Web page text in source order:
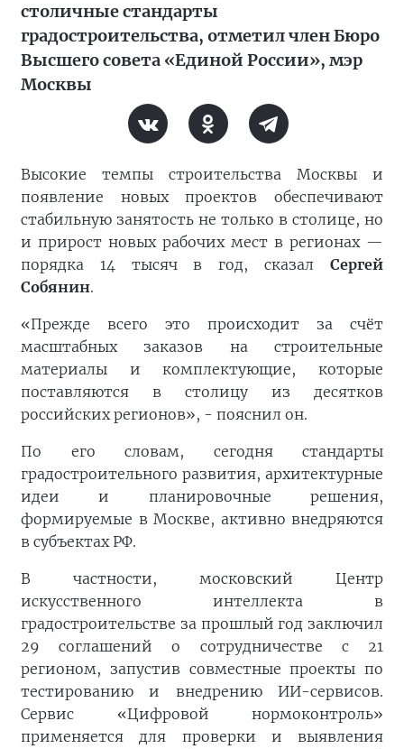
столичные стандарты
градостроительства, отметил член Бюро
Высшего совета «Единой России», мэр
Москвы
Высокие темпы строительства Москвы и
появление новых проектов обеспечивают
стабильную занятость не только в столице, но
и прирост новых рабочих мест в регионах —
порядка 14 тысяч в год, сказал Сергей
Собянин.
«Прежде всего это происходит за счёт
масштабных заказов на строительные
материалы и комплектующие, которые
поставляются в столицу из десятков
российских регионов», - пояснил он.
По его словам, сегодня стандарты
градостроительного развития, архитектурные
идеи и планировочные решения,
формируемые в Москве, активно внедряются
в субъектах РФ.
В частности, московский Центр
искусственного интеллекта в
градостроительстве за прошлый год заключил
29 соглашений о сотрудничестве с 21
регионом, запустив совместные проекты по
тестированию и внедрению ИИ-сервисов.
Сервис «Цифровой нормоконтроль»
применяется для проверки и выявления